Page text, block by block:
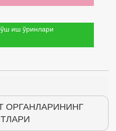
иш ўринлари
ОРГАНЛАРИНИНГ